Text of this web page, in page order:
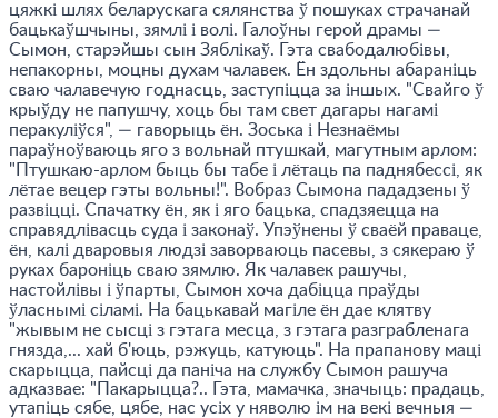
цяжкі шлях беларускага сялянства ў пошуках страчанай
бацькаўшчыны, зямлі і волі. Галоўны герой драмы —
Сымон, старэйшы сын Зяблікаў. Гэта свабодалюбівы,
непакорны, моцны духам чалавек. Ён здольны абараніць
сваю чалавечую годнасць, заступіцца за іншых. "Свайго ў
крыўду не папушчу, хоць бы там свет дагары нагамі
перакуліўся", — гаворыць ён. Зоська і Незнаёмы
параўноўваюць яго з вольнай птушкай, магутным арлом:
"Птушкаю-арлом быць бы табе і лётаць па паднябессі, як
лётае вецер гэты вольны!". Вобраз Сымона пададзены ў
развіцці. Спачатку ён, як і яго бацька, спадзяецца на
справядлівасць суда і законаў. Упэўнены ў сваёй праваце,
ён, калі дваровыя людзі заворваюць пасевы, з сякераю ў
руках бароніць сваю зямлю. Як чалавек рашучы,
настойлівы і ўпарты, Сымон хоча дабіцца праўды
ўласнымі сіламі. На бацькавай магіле ён дае клятву
"жывым не сысці з гэтага месца, з гэтага разграбленага
гнязда,... хай б'юць, рэжуць, катуюць". На прапанову маці
скарыцца, пайсці да паніча на службу Сымон рашуча
адказвае: "Пакарыцца?.. Гэта, мамачка, значыць: прадаць,
утапіць сябе, цябе, нас усіх у няволю ім на векі вечныя —